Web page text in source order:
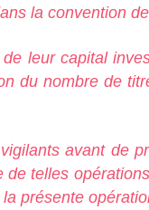
la convention
leur capital
du nombre de
avant de
telles
présente